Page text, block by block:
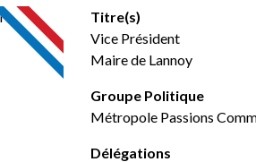
Titre(s)
Vice Président
Maire de Lannoy
Groupe Politique
Métropole Passions
Délégations